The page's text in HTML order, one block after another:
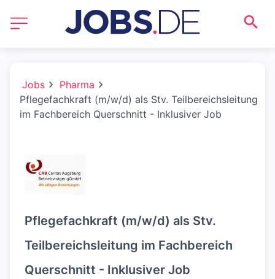
Jobs
Pharma
Pflegefachkraft (m/w/d) als Stv. Teilbereichsleitung
im Fachbereich Querschnitt - Inklusiver Job
Pflegefachkraft (m/w/d) als Stv.
Teilbereichsleitung im Fachbereich
Querschnitt - Inklusiver Job